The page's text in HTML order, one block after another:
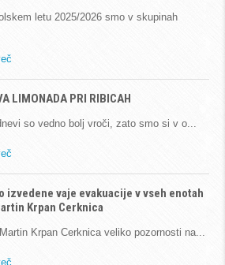
letu 2025/2026 smo v skupinah
LIMONADA PRI RIBICAH
so vedno bolj vroči, zato smo si v o
izvedene vaje evakuacije v vseh enotah
Krpan Cerknica
Krpan Cerknica veliko pozornosti na